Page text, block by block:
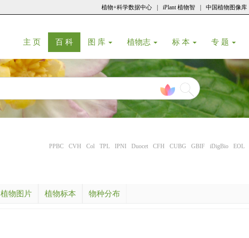
植物+科学数据中心 iPlant 植物智 中国植物图像库
主 页(current)
百 科(current)
图 库 植物志 标 本 专 题
PPBC CVH Col TPL IPNI Duocet CFH CUBG GBIF iDigBio EOL
植物图片 植物标本 物种分布